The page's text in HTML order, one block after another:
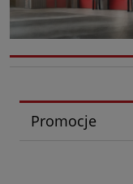
Promocje